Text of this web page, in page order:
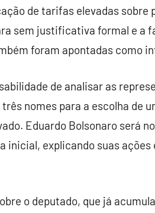
de tarifas elevadas sobre
sem justificativa formal e a
foram apontadas como
de analisar as
nomes para a escolha de
Eduardo Bolsonaro será
inicial, explicando suas
o deputado, que já